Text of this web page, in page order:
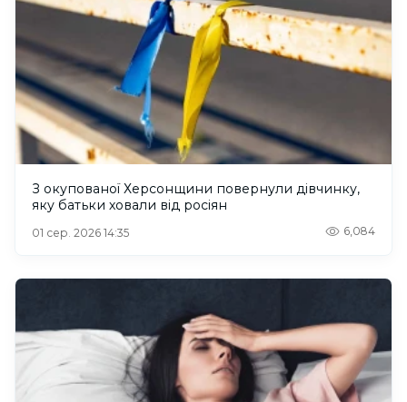
З окупованої Херсонщини повернули дівчинку,
яку батьки ховали від росіян
01 сер. 2026 14:35 6,084